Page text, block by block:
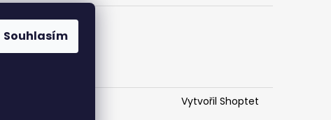
Souhlasím
Kontakty
Vytvořil Shoptet